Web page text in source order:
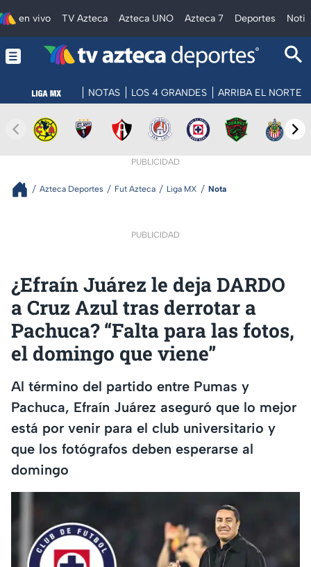
en vivo TV Azteca Azteca UNO Azteca 7 Deportes
NOTAS LOS 4 GRANDES ARRIBA EL NORTE
PUBLICIDAD
Azteca Deportes Fut Azteca Liga MX Nota
PUBLICIDAD
¿Efraín Juárez le deja DARDO
a Cruz Azul tras derrotar a
Pachuca? “Falta para las fotos,
el domingo que viene”
Al término del partido entre Pumas y
Pachuca, Efraín Juárez aseguró que lo mejor
está por venir para el club universitario y
que los fotógrafos deben esperarse al
domingo